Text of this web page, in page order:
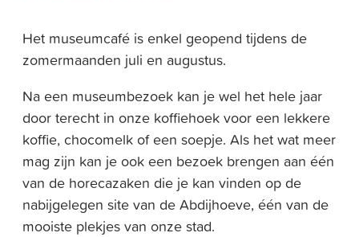
Het museumcafé is enkel geopend tijdens de
zomermaanden juli en augustus.
Na een museumbezoek kan je wel het hele jaar
door terecht in onze koffiehoek voor een lekkere
koffie, chocomelk of een soepje. Als het wat meer
mag zijn kan je ook een bezoek brengen aan één
van de horecazaken die je kan vinden op de
nabijgelegen site van de Abdijhoeve, één van de
mooiste plekjes van onze stad.